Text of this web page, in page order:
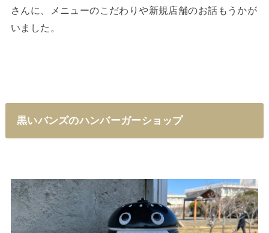
さんに、メニューのこだわりや新規店舗のお話もうかが
いました。
黒いバンズのハンバーガーショップ